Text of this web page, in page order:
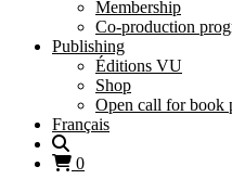
Membership
Co-production
Publishing
Éditions VU
Shop
Open call for book
Français
0